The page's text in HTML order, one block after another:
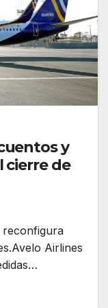
y
cierre de
reconfigura
Airlines